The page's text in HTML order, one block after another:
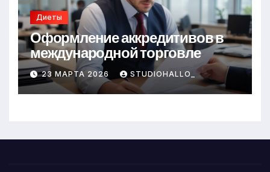
Диеты
Оформление аккредитивов в
международной торговле
23 МАРТА 2026 STUDIOHALLO_